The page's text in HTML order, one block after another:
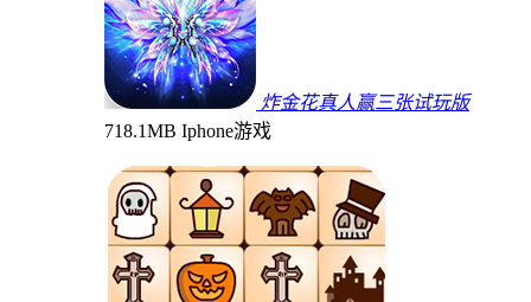
炸金花真人赢三张试玩版
718.1MB Iphone游戏